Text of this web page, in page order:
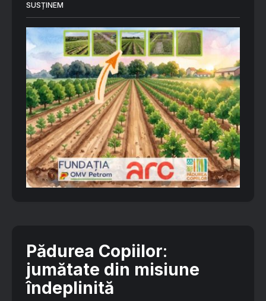
SUSȚINEM
Pădurea Copiilor:
jumătate din misiune
îndeplinită